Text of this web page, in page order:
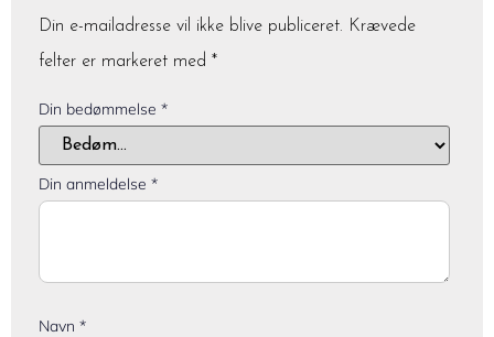
Din e-mailadresse vil ikke blive publiceret. Krævede
felter er markeret med *
Din bedømmelse *
Din anmeldelse *
Navn *